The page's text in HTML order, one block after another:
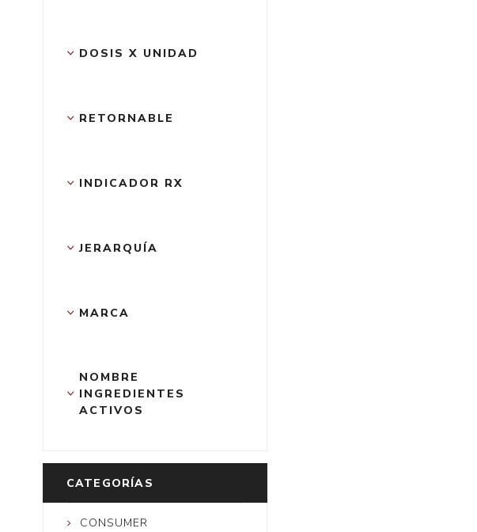
DOSIS X UNIDAD
RETORNABLE
INDICADOR RX
JERARQUÍA
MARCA
NOMBRE
INGREDIENTES
ACTIVOS
CATEGORÍAS
CONSUMER